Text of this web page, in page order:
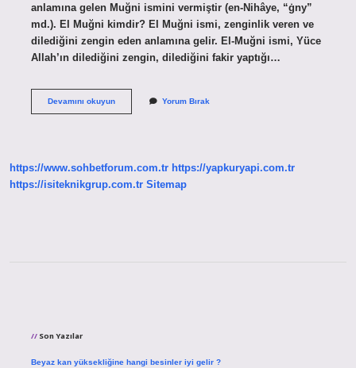
anlamına gelen Muğni ismini vermiştir (en-Nihâye, “ġny”
md.). El Muğni kimdir? El Muğni ismi, zenginlik veren ve
dilediğini zengin eden anlamına gelir. El-Muğni ismi, Yüce
Allah’ın dilediğini zengin, dilediğini fakir yaptığı…
Devamını okuyunEl
Yorum Bırak
https://www.sohbetforum.com.tr https://yapkuryapi.com.tr
https://isiteknikgrup.com.tr Sitemap
Son Yazılar
Beyaz kan yüksekliğine hangi besinler iyi gelir ?